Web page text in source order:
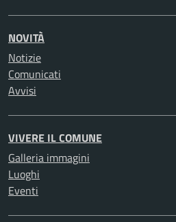
NOVITÀ
Notizie
Comunicati
Avvisi
VIVERE IL COMUNE
Galleria immagini
Luoghi
Eventi